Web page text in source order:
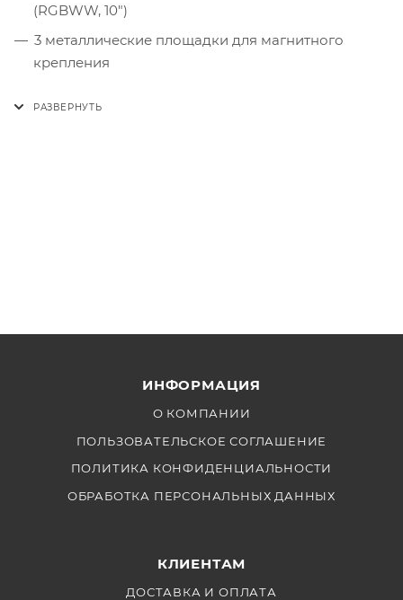
(RGBWW, 10")
3 металлические площадки для магнитного
крепления
ИНФОРМАЦИЯ
О КОМПАНИИ
ПОЛЬЗОВАТЕЛЬСКОЕ СОГЛАШЕНИЕ
ПОЛИТИКА КОНФИДЕНЦИАЛЬНОСТИ
ОБРАБОТКА ПЕРСОНАЛЬНЫХ ДАННЫХ
КЛИЕНТАМ
ДОСТАВКА И ОПЛАТА